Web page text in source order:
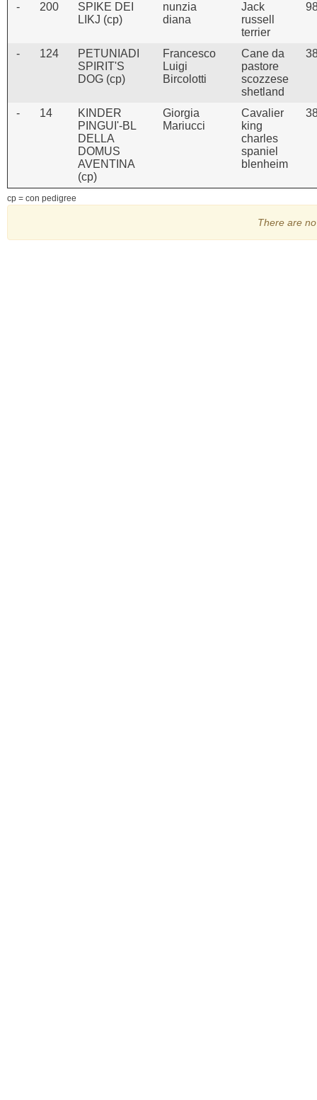
- 200
SPIKE DEI
LIKJ (cp)
nunzia
diana
Jack
russell
terrier
- 124
PETUNIADI
SPIRIT'S
DOG (cp)
Francesco
Luigi
Bircolotti
Cane da
pastore
scozzese
shetland
- 14
KINDER
PINGUI'-BL
DELLA
DOMUS
AVENTINA
(cp)
Giorgia
Mariucci
Cavalier
king
charles
spaniel
blenheim
cp = con pedigree
There are